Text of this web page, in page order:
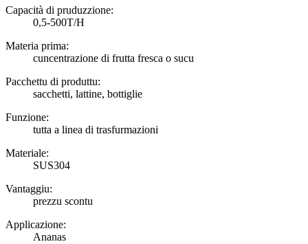
Capacità di pruduzzione:
0,5-500T/H
Materia prima:
cuncentrazione di frutta fresca o sucu
Pacchettu di produttu:
sacchetti, lattine, bottiglie
Funzione:
tutta a linea di trasfurmazioni
Materiale:
SUS304
Vantaggiu:
prezzu scontu
Applicazione:
Ananas